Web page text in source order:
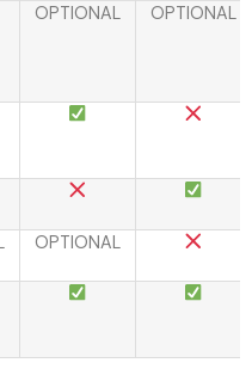
OPTIONAL OPTIONAL
OPTIONAL